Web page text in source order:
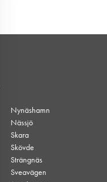
Nynäshamn
Nässjö
Skara
Skövde
Strängnäs
Sveavägen